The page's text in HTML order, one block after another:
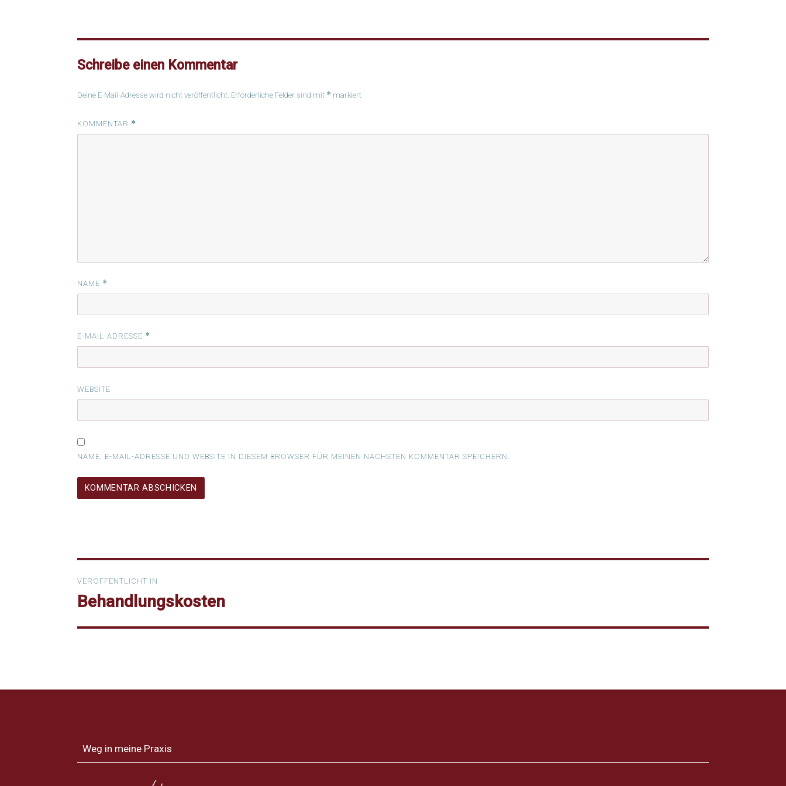
Schreibe einen Kommentar
Deine E-Mail-Adresse wird nicht veröffentlicht. Erforderliche Felder sind mit * markiert
KOMMENTAR *
NAME *
E-MAIL-ADRESSE *
WEBSITE
NAME, E-MAIL-ADRESSE UND WEBSITE IN DIESEM BROWSER FÜR MEINEN NÄCHSTEN KOMMENTAR SPEICHERN.
VERÖFFENTLICHT IN
Behandlungskosten
Weg in meine Praxis